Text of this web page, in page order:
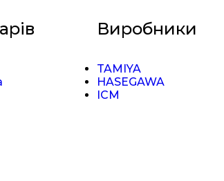
Виробники
TAMIYA
HASEGAWA
ICM